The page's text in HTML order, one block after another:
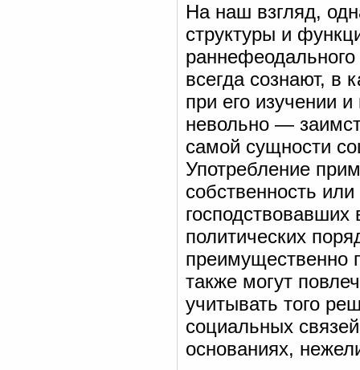
На наш взгляд,
структуры и
всегда сознают, в
при его изучении
невольно —
самой сущности
Употребление
собственность
господствовавших
политических
преимущественно
также могут
учитывать того
социальных
основаниях,